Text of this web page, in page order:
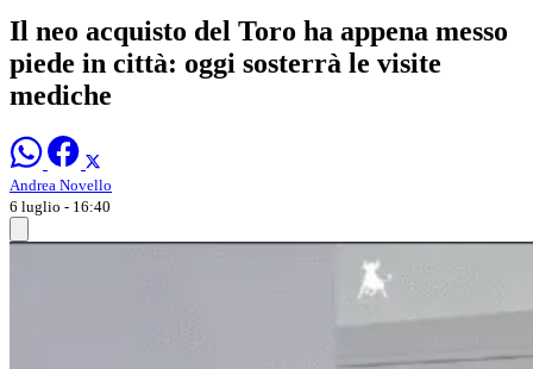
Il neo acquisto del Toro ha appena messo
piede in città: oggi sosterrà le visite
mediche
Andrea Novello
6 luglio - 16:40